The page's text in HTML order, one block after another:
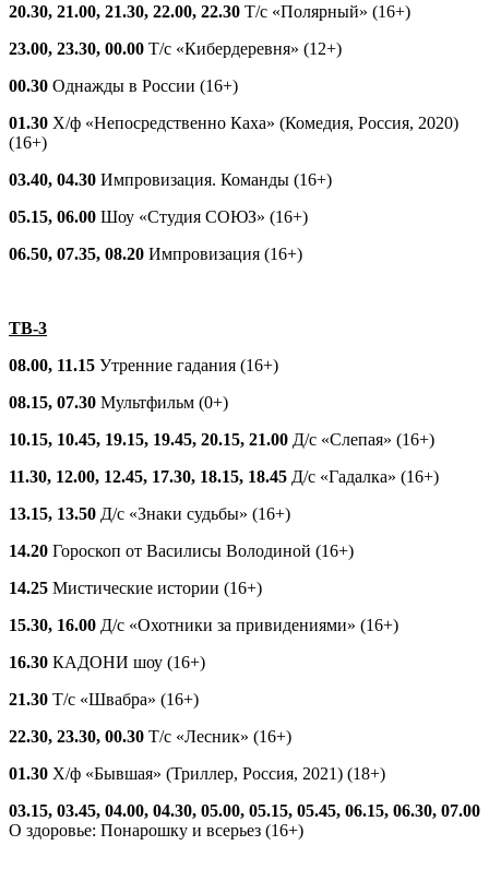
20.30, 21.00, 21.30, 22.00, 22.30 Т/с «Полярный» (16+)
23.00, 23.30, 00.00 Т/с «Кибердеревня» (12+)
00.30 Однажды в России (16+)
01.30 Х/ф «Непосредственно Каха» (Комедия, Россия, 2020)
(16+)
03.40, 04.30 Импровизация. Команды (16+)
05.15, 06.00 Шоу «Студия СОЮЗ» (16+)
06.50, 07.35, 08.20 Импровизация (16+)
ТВ-3
08.00, 11.15 Утренние гадания (16+)
08.15, 07.30 Мультфильм (0+)
10.15, 10.45, 19.15, 19.45, 20.15, 21.00 Д/с «Слепая» (16+)
11.30, 12.00, 12.45, 17.30, 18.15, 18.45 Д/с «Гадалка» (16+)
13.15, 13.50 Д/с «Знаки судьбы» (16+)
14.20 Гороскоп от Василисы Володиной (16+)
14.25 Мистические истории (16+)
15.30, 16.00 Д/с «Охотники за привидениями» (16+)
16.30 КАДОНИ шоу (16+)
21.30 Т/с «Швабра» (16+)
22.30, 23.30, 00.30 Т/с «Лесник» (16+)
01.30 Х/ф «Бывшая» (Триллер, Россия, 2021) (18+)
03.15, 03.45, 04.00, 04.30, 05.00, 05.15, 05.45, 06.15, 06.30, 07.00
О здоровье: Понарошку и всерьез (16+)